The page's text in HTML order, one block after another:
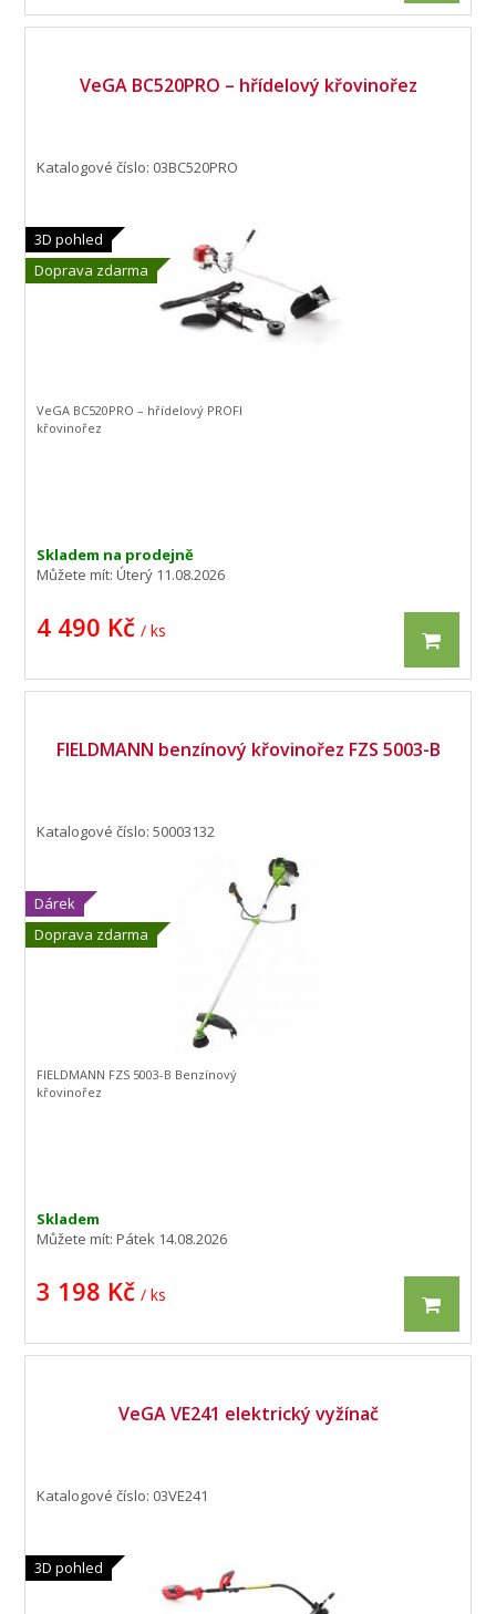
VeGA BC520PRO – hřídelový křovinořez
3D pohled
Doprava zdarma
Katalogové číslo: 03BC520PRO
Skladem na prodejně
Můžete mít:Úterý 11.08.2026
4 490 Kč / ks
VeGA BC520PRO – hřídelový PROFI
křovinořez
FIELDMANN benzínový křovinořez FZS 5003-B
Dárek
Doprava zdarma
Katalogové číslo: 50003132
Skladem
Můžete mít:Pátek 14.08.2026
3 198 Kč / ks
FIELDMANN FZS 5003-B Benzínový
křovinořez
VeGA VE241 elektrický vyžínač
3D pohled
Katalogové číslo: 03VE241